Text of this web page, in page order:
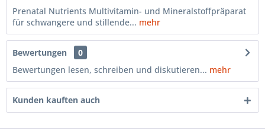
Prenatal Nutrients Multivitamin- und Mineralstoffpräparat
für schwangere und stillende... mehr
Bewertungen
0
Bewertungen lesen, schreiben und diskutieren... mehr
Kunden kauften auch